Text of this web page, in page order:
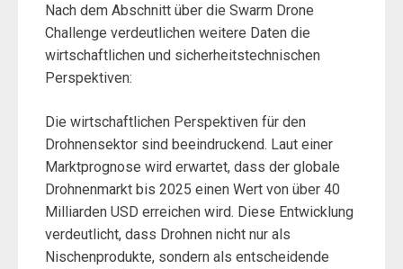
Nach dem Abschnitt über die Swarm Drone
Challenge verdeutlichen weitere Daten die
wirtschaftlichen und sicherheitstechnischen
Perspektiven:
Die wirtschaftlichen Perspektiven für den
Drohnensektor sind beeindruckend. Laut einer
Marktprognose wird erwartet, dass der globale
Drohnenmarkt bis 2025 einen Wert von über 40
Milliarden USD erreichen wird. Diese Entwicklung
verdeutlicht, dass Drohnen nicht nur als
Nischenprodukte, sondern als entscheidende